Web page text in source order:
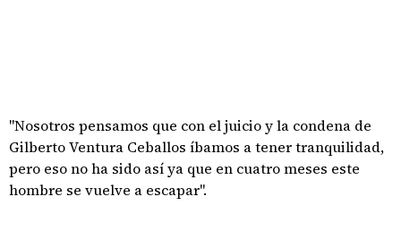
"Nosotros pensamos que con el juicio y la condena de
Gilberto Ventura Ceballos íbamos a tener tranquilidad,
pero eso no ha sido así ya que en cuatro meses este
hombre se vuelve a escapar".